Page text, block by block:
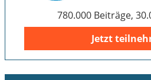
780.000 Beiträge,
Jetzt